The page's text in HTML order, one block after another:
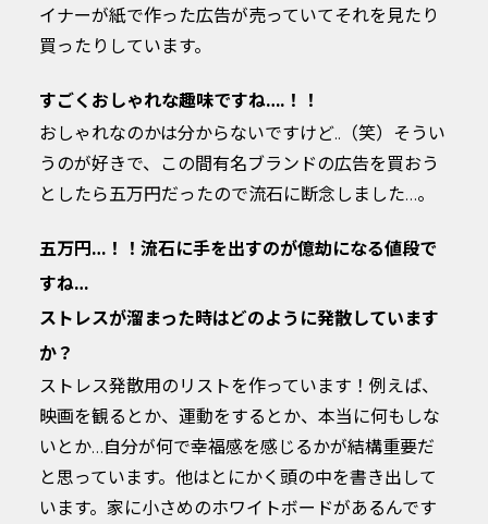
イナーが紙で作った広告が売っていてそれを見たり
買ったりしています。
すごくおしゃれな趣味ですね….！！
おしゃれなのかは分からないですけど..（笑）そうい
うのが好きで、この間有名ブランドの広告を買おう
としたら五万円だったので流石に断念しました…。
五万円…！！流石に手を出すのが億劫になる値段で
すね…
ストレスが溜まった時はどのように発散しています
か？
ストレス発散用のリストを作っています！例えば、
映画を観るとか、運動をするとか、本当に何もしな
いとか…自分が何で幸福感を感じるかが結構重要だ
と思っています。他はとにかく頭の中を書き出して
います。家に小さめのホワイトボードがあるんです